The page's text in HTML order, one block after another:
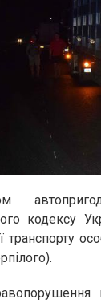
кодексу
транспорту